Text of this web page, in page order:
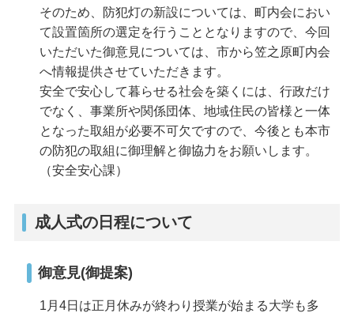
そのため、防犯灯の新設については、町内会におい
て設置箇所の選定を行うこととなりますので、今回
いただいた御意見については、市から笠之原町内会
へ情報提供させていただきます。
安全で安心して暮らせる社会を築くには、行政だけ
でなく、事業所や関係団体、地域住民の皆様と一体
となった取組が必要不可欠ですので、今後とも本市
の防犯の取組に御理解と御協力をお願いします。
（安全安心課）
成人式の日程について
御意見(御提案)
1月4日は正月休みが終わり授業が始まる大学も多